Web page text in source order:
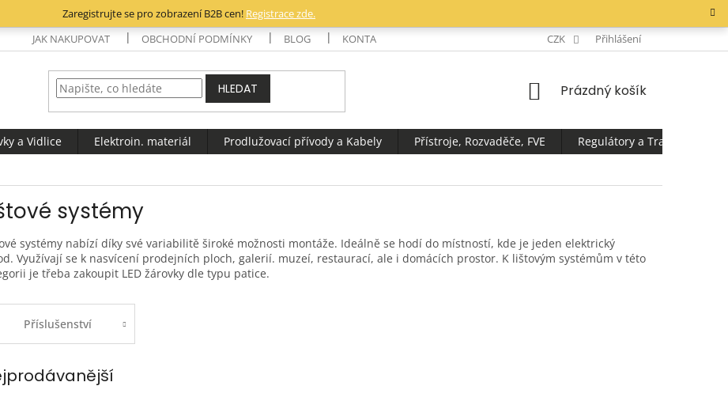
Zaregistrujte se pro zobrazení B2B cen! Registrace zde.
JAK NAKUPOVAT OBCHODNÍ PODMÍNKY BLOG KONTAKTY CZK Přihlášení
HLEDAT
NÁKUPNÍ
Prázdný košík
a Vidlice Elektroin. materiál Prodlužovací přívody a Kabely Přístroje, Rozvaděče, FVE
Regulátory a
systémy
systémy nabízí díky své variabilitě široké možnosti montáže. Ideálně se hodí do místností, kde je jeden elektrický
Využívají se k nasvícení prodejních ploch, galerií. muzeí, restaurací, ale i domácích prostor. K lištovým systémům v této
je třeba zakoupit LED žárovky dle typu patice.
Příslušenství